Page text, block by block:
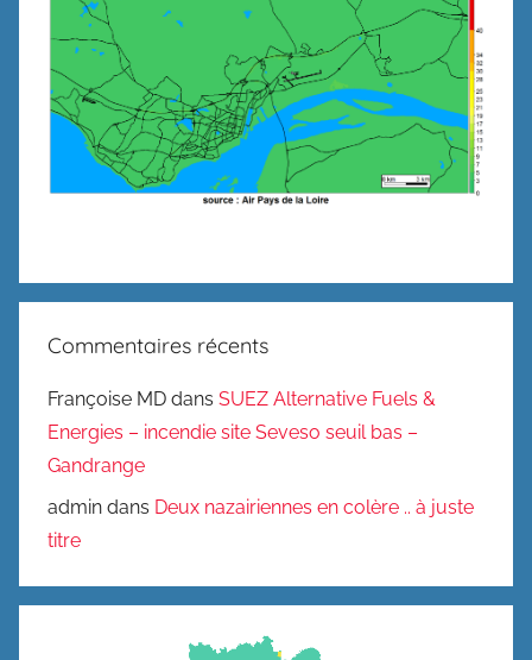
Commentaires récents
Françoise MD dans SUEZ Alternative Fuels &
Energies – incendie site Seveso seuil bas –
Gandrange
admin dans Deux nazairiennes en colère .. à juste
titre